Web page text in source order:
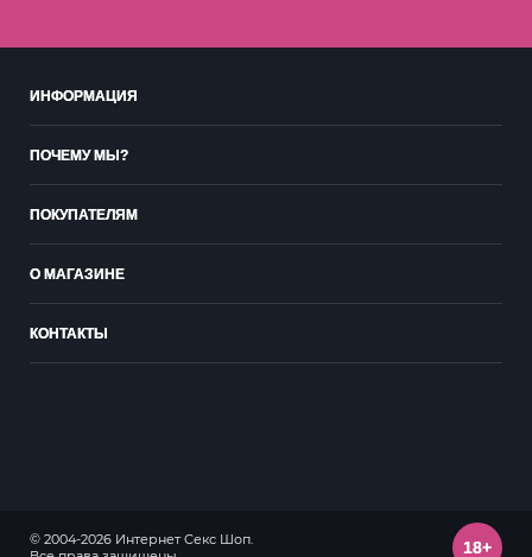
ИНФОРМАЦИЯ
ПОЧЕМУ МЫ?
ПОКУПАТЕЛЯМ
О МАГАЗИНЕ
КОНТАКТЫ
© 2004-2026 Интернет Секс Шоп.
18+